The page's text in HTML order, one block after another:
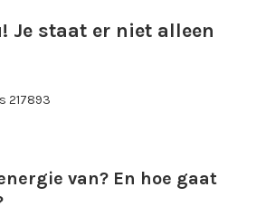
Je staat er niet alleen
van? En hoe gaat